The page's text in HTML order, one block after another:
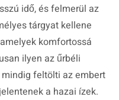
idő, és felmerül az
tárgyat kellene
komfortossá
ilyen az űrbéli
feltölti az embert
a hazai ízek.